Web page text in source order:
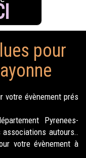
pour
votre évènement prés
Pyrenees-
autours..
votre évènement à